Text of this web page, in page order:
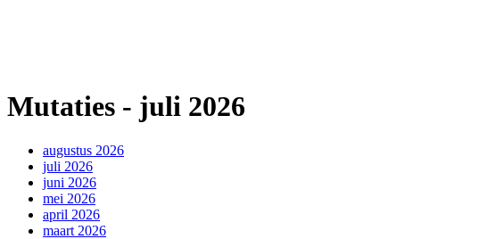
Mutaties - juli 2026
augustus 2026
juli 2026
juni 2026
mei 2026
april 2026
maart 2026